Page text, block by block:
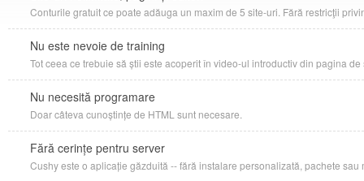
Conturile gratuit ce poate adăuga un maxim de 5 site-uri. Fără restricţii
Nu este nevoie de training
Tot ceea ce trebuie să știi este acoperit în video-ul introductiv din pagina de
Nu necesită programare
Doar câteva cunoștințe de HTML sunt necesare.
Fără cerințe pentru server
Cushy este o aplicație găzduită -- fără instalare personalizată, pachete